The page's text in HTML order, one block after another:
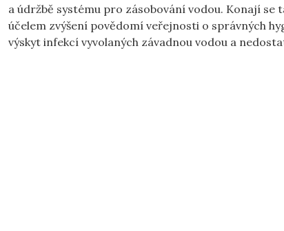
a údržbě systému pro zásobování vodou. Konají
účelem zvýšení povědomí veřejnosti o správných
výskyt infekcí vyvolaných závadnou vodou a